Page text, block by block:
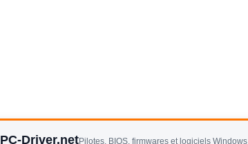
PC-Driver.netPilotes, BIOS, firmwares et logiciels Windows